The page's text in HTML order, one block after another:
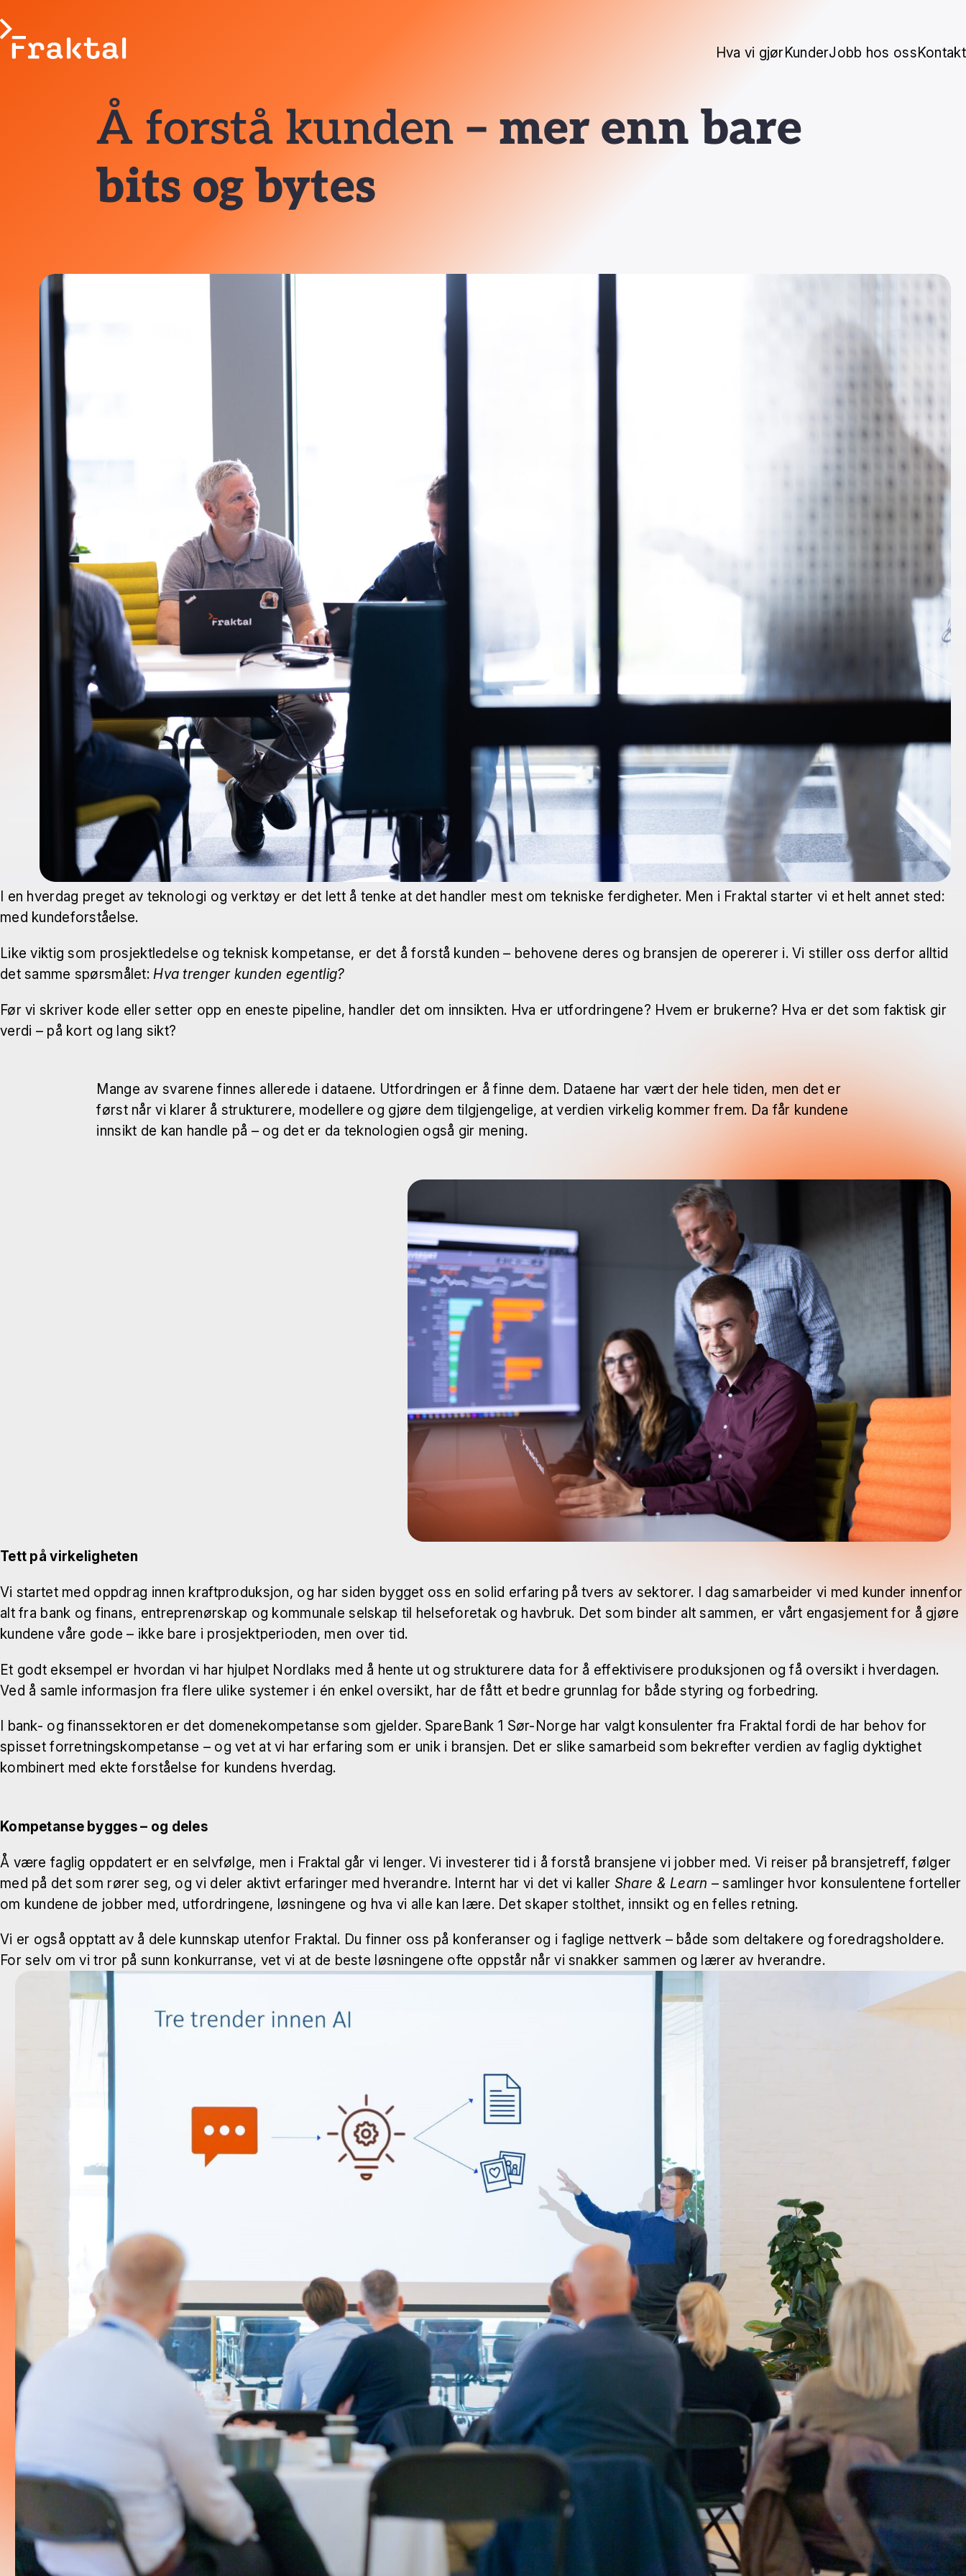
Hva vi gjørKunderJobb hos ossKontakt
Å forstå kunden – mer enn bare
bits og bytes
I en hverdag preget av teknologi og verktøy er det lett å tenke at det handler mest om tekniske ferdigheter. Men i Fraktal starter vi et helt annet sted:
med kundeforståelse.
Like viktig som prosjektledelse og teknisk kompetanse, er det å forstå kunden – behovene deres og bransjen de opererer i. Vi stiller oss derfor alltid
det samme spørsmålet:Hva trenger kunden egentlig?
Før vi skriver kode eller setter opp en eneste pipeline, handler det om innsikten. Hva er utfordringene? Hvem er brukerne? Hva er det som faktisk gir
verdi – på kort og lang sikt?
Mange av svarene finnes allerede i dataene. Utfordringen er å finne dem. Dataene har vært der hele tiden, men det er
først når vi klarer å strukturere, modellere og gjøre dem tilgjengelige, at verdien virkelig kommer frem. Da får kundene
innsikt de kan handle på – og det er da teknologien også gir mening.
Tett på virkeligheten
Vi startet med oppdrag innen kraftproduksjon, og har siden bygget oss en solid erfaring på tvers av sektorer. I dag samarbeider vi med kunder innenfor
alt fra bank og finans, entreprenørskap og kommunale selskap til helseforetak og havbruk. Det som binder alt sammen, er vårt engasjement for å gjøre
kundene våre gode – ikke bare i prosjektperioden, men over tid.
Et godt eksempel er hvordan vi har hjulpet Nordlaks med å hente ut og strukturere data for å effektivisere produksjonen og få oversikt i hverdagen.
Ved å samle informasjon fra flere ulike systemer i én enkel oversikt, har de fått et bedre grunnlag for både styring og forbedring.
I bank- og finanssektoren er det domenekompetanse som gjelder. SpareBank 1 Sør-Norge har valgt konsulenter fra Fraktal fordi de har behov for
spisset forretningskompetanse – og vet at vi har erfaring som er unik i bransjen. Det er slike samarbeid som bekrefter verdien av faglig dyktighet
kombinert med ekte forståelse for kundens hverdag.
Kompetanse bygges – og deles
Å være faglig oppdatert er en selvfølge, men i Fraktal går vi lenger. Vi investerer tid i å forstå bransjene vi jobber med. Vi reiser på bransjetreff, følger
med på det som rører seg, og vi deler aktivt erfaringer med hverandre. Internt har vi det vi kaller Share & Learn – samlinger hvor konsulentene forteller
om kundene de jobber med, utfordringene, løsningene og hva vi alle kan lære. Det skaper stolthet, innsikt og en felles retning.
Vi er også opptatt av å dele kunnskap utenfor Fraktal. Du finner oss på konferanser og i faglige nettverk – både som deltakere og foredragsholdere.
For selv om vi tror på sunn konkurranse, vet vi at de beste løsningene ofte oppstår når vi snakker sammen og lærer av hverandre.